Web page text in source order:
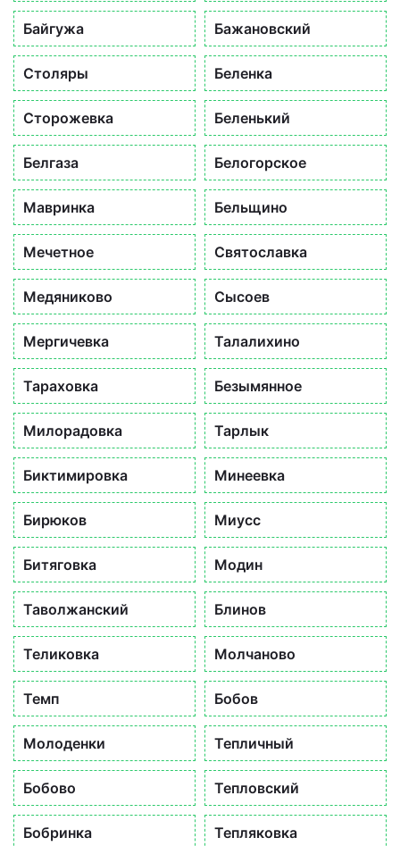
Байгужа Бажановский
Столяры Беленка
Сторожевка Беленький
Белгаза Белогорское
Мавринка Бельщино
Мечетное Святославка
Медяниково Сысоев
Мергичевка Талалихино
Тараховка Безымянное
Милорадовка Тарлык
Биктимировка Минеевка
Бирюков Миусс
Битяговка Модин
Таволжанский Блинов
Теликовка Молчаново
Темп Бобов
Молоденки Тепличный
Бобово Тепловский
Бобринка Тепляковка